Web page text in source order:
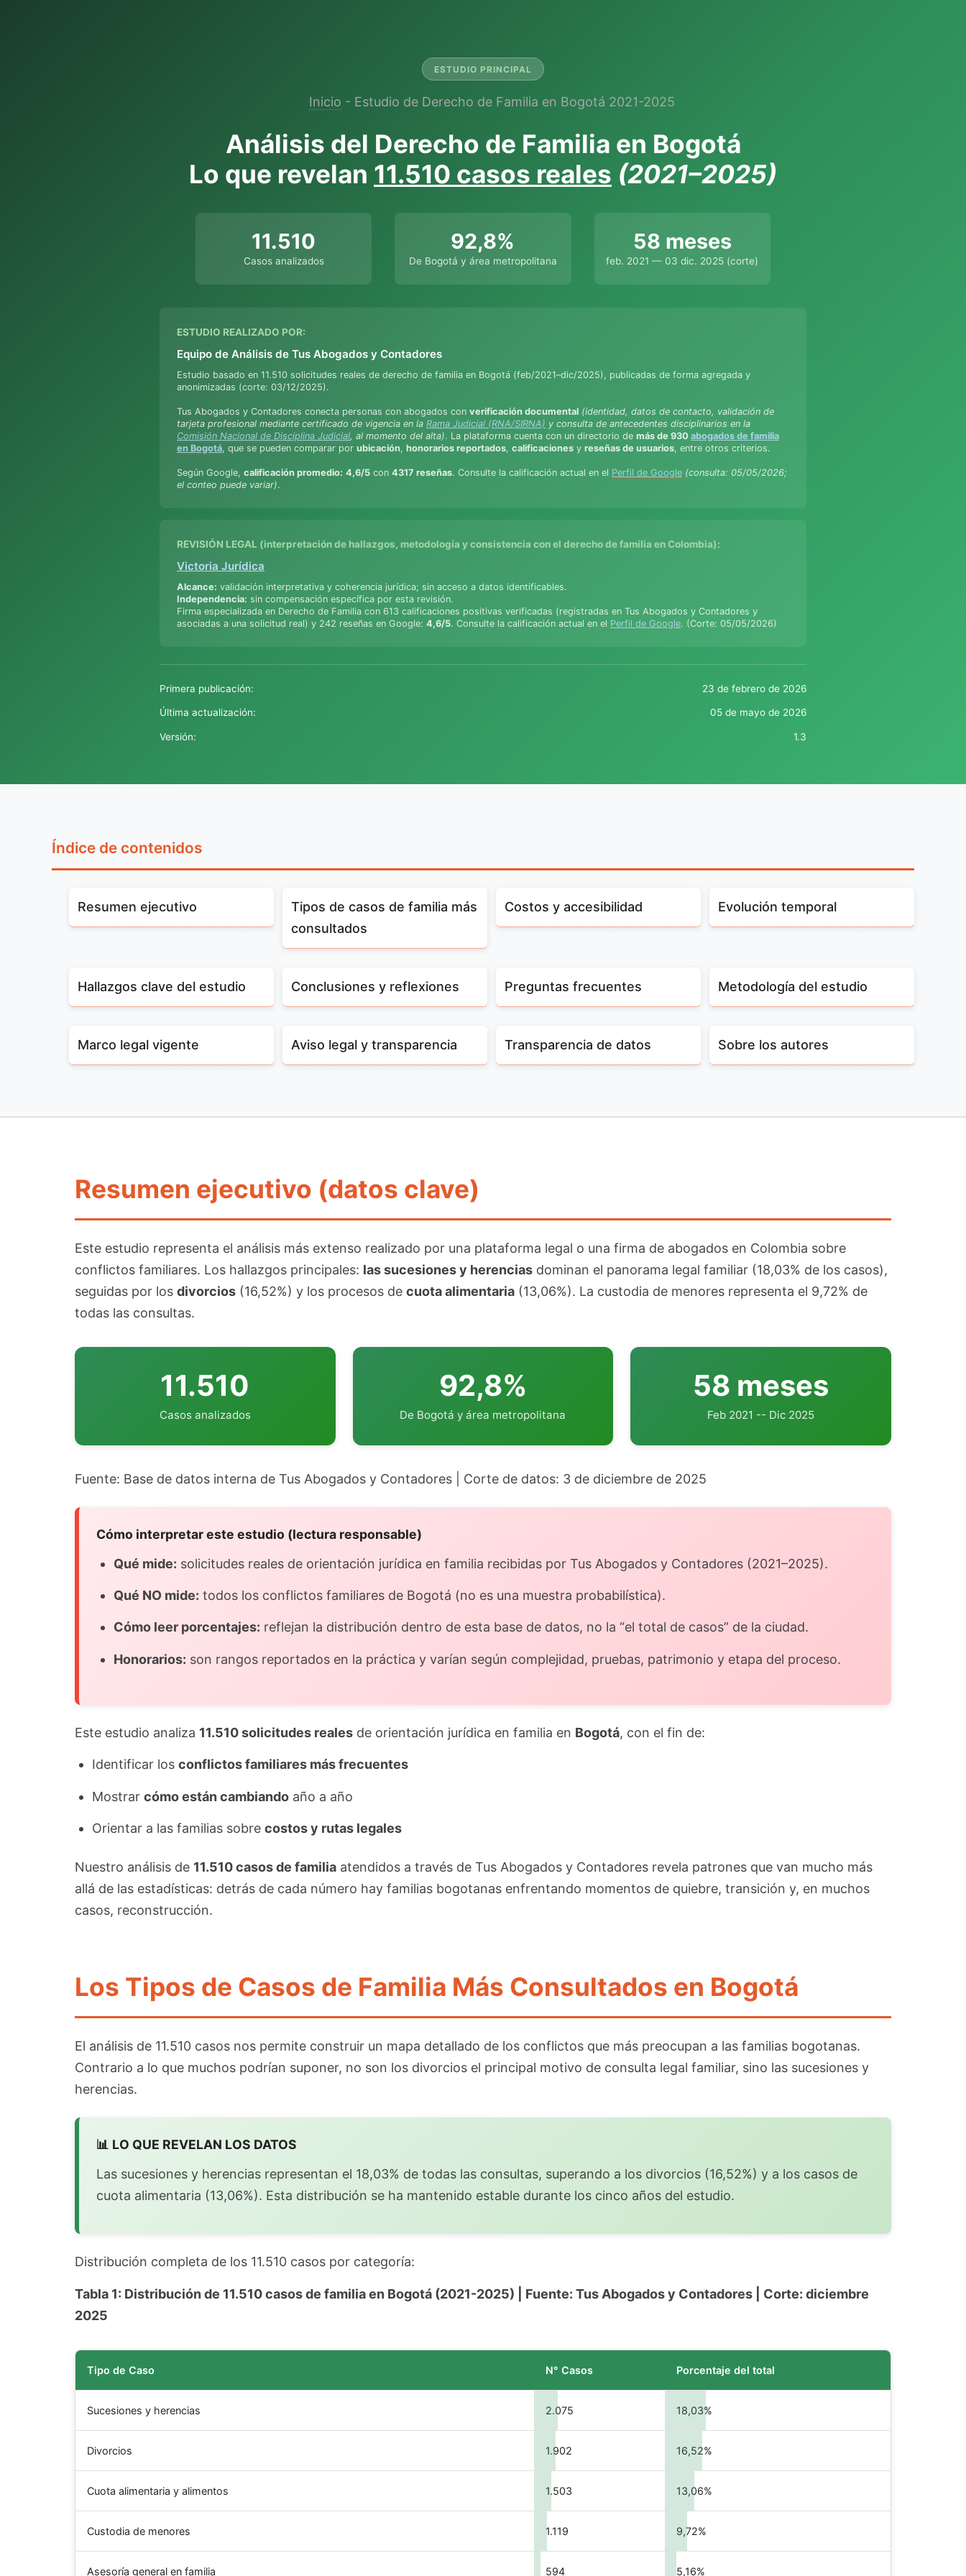
ESTUDIO PRINCIPAL
Inicio - Estudio de Derecho de Familia en Bogotá 2021-2025
Análisis del Derecho de Familia en Bogotá
Lo que revelan 11.510 casos reales (2021–2025)
11.510
Casos analizados
92,8%
De Bogotá y área metropolitana
58 meses
feb. 2021 — 03 dic. 2025 (corte)
ESTUDIO REALIZADO POR:
Equipo de Análisis de Tus Abogados y Contadores
Estudio basado en 11.510 solicitudes reales de derecho de familia en Bogotá (feb/2021–dic/2025), publicadas de forma agregada y
anonimizadas (corte: 03/12/2025).
Tus Abogados y Contadores conecta personas con abogados con verificación documental (identidad, datos de contacto, validación de
tarjeta profesional mediante certificado de vigencia en la Rama Judicial (RNA/SIRNA) y consulta de antecedentes disciplinarios en la
Comisión Nacional de Disciplina Judicial, al momento del alta). La plataforma cuenta con un directorio de más de 930 abogados de familia
en Bogotá, que se pueden comparar por ubicación, honorarios reportados, calificaciones y reseñas de usuarios, entre otros criterios.
Según Google, calificación promedio: 4,6/5 con 4317 reseñas. Consulte la calificación actual en el Perfil de Google (consulta: 05/05/2026;
el conteo puede variar).
REVISIÓN LEGAL (interpretación de hallazgos, metodología y consistencia con el derecho de familia en Colombia):
Victoria Jurídica
Alcance: validación interpretativa y coherencia jurídica; sin acceso a datos identificables.
Independencia: sin compensación específica por esta revisión.
Firma especializada en Derecho de Familia con 613 calificaciones positivas verificadas (registradas en Tus Abogados y Contadores y
asociadas a una solicitud real) y 242 reseñas en Google: 4,6/5. Consulte la calificación actual en el Perfil de Google. (Corte: 05/05/2026)
Primera publicación: 23 de febrero de 2026
Última actualización: 05 de mayo de 2026
Versión: 1.3
Índice de contenidos
Resumen ejecutivo
Tipos de casos de familia más
consultados
Costos y accesibilidad Evolución temporal
Hallazgos clave del estudio Conclusiones y reflexiones Preguntas frecuentes Metodología del estudio
Marco legal vigente Aviso legal y transparencia Transparencia de datos Sobre los autores
Resumen ejecutivo (datos clave)
Este estudio representa el análisis más extenso realizado por una plataforma legal o una firma de abogados en Colombia sobre
conflictos familiares. Los hallazgos principales: las sucesiones y herencias dominan el panorama legal familiar (18,03% de los casos),
seguidas por los divorcios (16,52%) y los procesos de cuota alimentaria (13,06%). La custodia de menores representa el 9,72% de
todas las consultas.
11.510
Casos analizados
92,8%
De Bogotá y área metropolitana
58 meses
Feb 2021 -- Dic 2025
Fuente: Base de datos interna de Tus Abogados y Contadores | Corte de datos: 3 de diciembre de 2025
Cómo interpretar este estudio (lectura responsable)
Qué mide: solicitudes reales de orientación jurídica en familia recibidas por Tus Abogados y Contadores (2021–2025).
Qué NO mide: todos los conflictos familiares de Bogotá (no es una muestra probabilística).
Cómo leer porcentajes: reflejan la distribución dentro de esta base de datos, no la “el total de casos” de la ciudad.
Honorarios: son rangos reportados en la práctica y varían según complejidad, pruebas, patrimonio y etapa del proceso.
Este estudio analiza 11.510 solicitudes reales de orientación jurídica en familia en Bogotá, con el fin de:
Identificar los conflictos familiares más frecuentes
Mostrar cómo están cambiando año a año
Orientar a las familias sobre costos y rutas legales
Nuestro análisis de 11.510 casos de familia atendidos a través de Tus Abogados y Contadores revela patrones que van mucho más
allá de las estadísticas: detrás de cada número hay familias bogotanas enfrentando momentos de quiebre, transición y, en muchos
casos, reconstrucción.
Los Tipos de Casos de Familia Más Consultados en Bogotá
El análisis de 11.510 casos nos permite construir un mapa detallado de los conflictos que más preocupan a las familias bogotanas.
Contrario a lo que muchos podrían suponer, no son los divorcios el principal motivo de consulta legal familiar, sino las sucesiones y
herencias.
📊 LO QUE REVELAN LOS DATOS
Las sucesiones y herencias representan el 18,03% de todas las consultas, superando a los divorcios (16,52%) y a los casos de
cuota alimentaria (13,06%). Esta distribución se ha mantenido estable durante los cinco años del estudio.
Distribución completa de los 11.510 casos por categoría:
Tabla 1: Distribución de 11.510 casos de familia en Bogotá (2021-2025) | Fuente: Tus Abogados y Contadores | Corte: diciembre
2025
Tipo de Caso N° Casos Porcentaje del total
Sucesiones y herencias 2.075 18,03%
Divorcios 1.902 16,52%
Cuota alimentaria y alimentos 1.503 13,06%
Custodia de menores 1.119 9,72%
Asesoría general en familia 594 5,16%